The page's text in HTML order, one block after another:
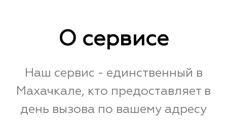
О сервисе
Наш сервис - единственный в
Махачкале, кто предоставляет в
день вызова по вашему адресу